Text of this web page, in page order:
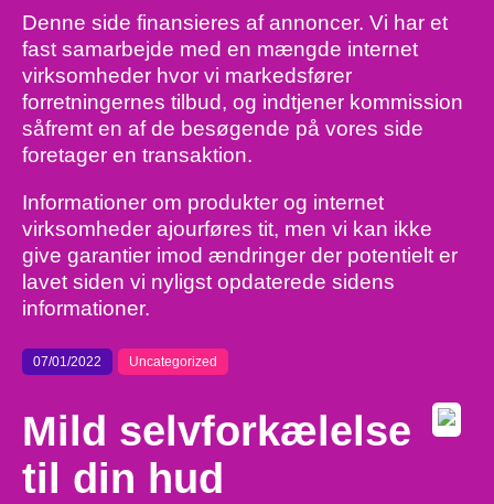
Denne side finansieres af annoncer. Vi har et
fast samarbejde med en mængde internet
virksomheder hvor vi markedsfører
forretningernes tilbud, og indtjener kommission
såfremt en af de besøgende på vores side
foretager en transaktion.
Informationer om produkter og internet
virksomheder ajourføres tit, men vi kan ikke
give garantier imod ændringer der potentielt er
lavet siden vi nyligst opdaterede sidens
informationer.
07/01/2022 Uncategorized
Mild selvforkælelse
til din hud